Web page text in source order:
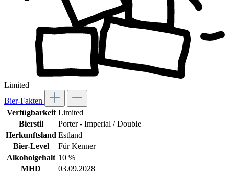
Limited
Bier-Fakten
Verfügbarkeit Limited
Bierstil
Porter - Imperial / Double
Herkunftsland Estland
Bier-Level
Für Kenner
Alkoholgehalt 10 %
MHD
03.09.2028